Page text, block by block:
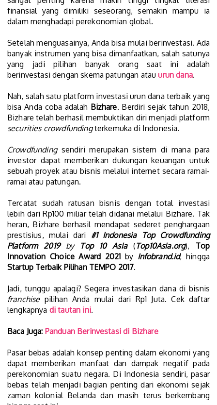
finansial yang dimiliki seseorang, semakin mampu ia
dalam menghadapi perekonomian global.
Setelah menguasainya, Anda bisa mulai berinvestasi. Ada
banyak instrumen yang bisa dimanfaatkan, salah satunya
yang jadi pilihan banyak orang saat ini adalah
berinvestasi dengan skema patungan atauurun dana.
Nah, salah satu platform investasi urun dana terbaik yang
bisa Anda coba adalah Bizhare. Berdiri sejak tahun 2018,
Bizhare telah berhasil membuktikan diri menjadi platform
securities crowdfundingterkemuka di Indonesia.
Crowdfundingsendiri merupakan sistem di mana para
investor dapat memberikan dukungan keuangan untuk
sebuah proyek atau bisnis melalui internet secara ramai-
ramai atau patungan.
Tercatat sudah ratusan bisnis dengan total investasi
lebih dari Rp100 miliar telah didanai melalui Bizhare. Tak
heran, Bizhare berhasil mendapat sederet penghargaan
prestisius, mulai dari #1 Indonesia Top Crowdfunding
Platform 2019 byTop 10 Asia(Top10Asia.org), Top
Innovation Choice Award 2021 by Infobrand.id, hingga
Startup Terbaik Pilihan TEMPO 2017.
Jadi, tunggu apalagi? Segera investasikan dana di bisnis
franchisepilihan Anda mulai dari Rp1 Juta. Cek daftar
lengkapnya di tautan ini.
Baca Juga: Panduan Berinvestasi di Bizhare
Pasar bebas adalah konsep penting dalam ekonomi yang
dapat memberikan manfaat dan dampak negatif pada
perekonomian suatu negara. Di Indonesia sendiri, pasar
bebas telah menjadi bagian penting dari ekonomi sejak
zaman kolonial Belanda dan masih terus berkembang